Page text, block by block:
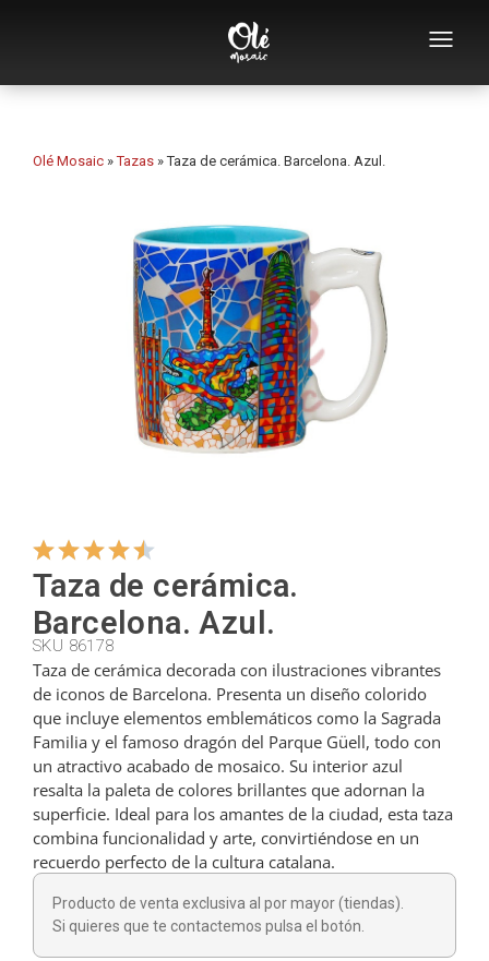
Empresa
Abridores
Tazas
Bols
Colgadores
Cortadores
Cucharillas
Cucharones
Dedales
Figuras
Olé Mosaic »Tazas »Taza de cerámica. Barcelona. Azul.
Taza de cerámica.
Barcelona. Azul.
SKU 86178
Taza de cerámica decorada con ilustraciones vibrantes
de iconos de Barcelona. Presenta un diseño colorido
que incluye elementos emblemáticos como la Sagrada
Familia y el famoso dragón del Parque Güell, todo con
un atractivo acabado de mosaico. Su interior azul
resalta la paleta de colores brillantes que adornan la
superficie. Ideal para los amantes de la ciudad, esta taza
combina funcionalidad y arte, convirtiéndose en un
recuerdo perfecto de la cultura catalana.
Producto de venta exclusiva al por mayor (tiendas).
Si quieres que te contactemos pulsa el botón.